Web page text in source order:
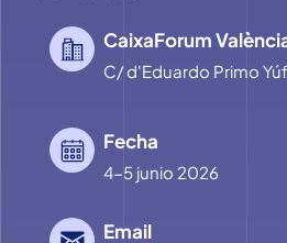
CaixaForum
C/ d'Eduardo Primo
Fecha
4-5 junio 2026
Email